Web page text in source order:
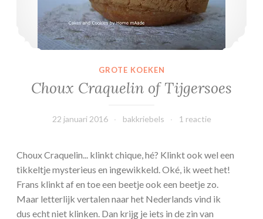
s
GROTE KOEKEN
Choux Craquelin of Tijgersoes
22 januari 2016 bakkriebels 1 reactie
Choux Craquelin... klinkt chique, hé? Klinkt ook wel een
tikkeltje mysterieus en ingewikkeld. Oké, ik weet het!
Frans klinkt af en toe een beetje ook een beetje zo.
Maar letterlijk vertalen naar het Nederlands vind ik
dus echt niet klinken. Dan krijg je iets in de zin van